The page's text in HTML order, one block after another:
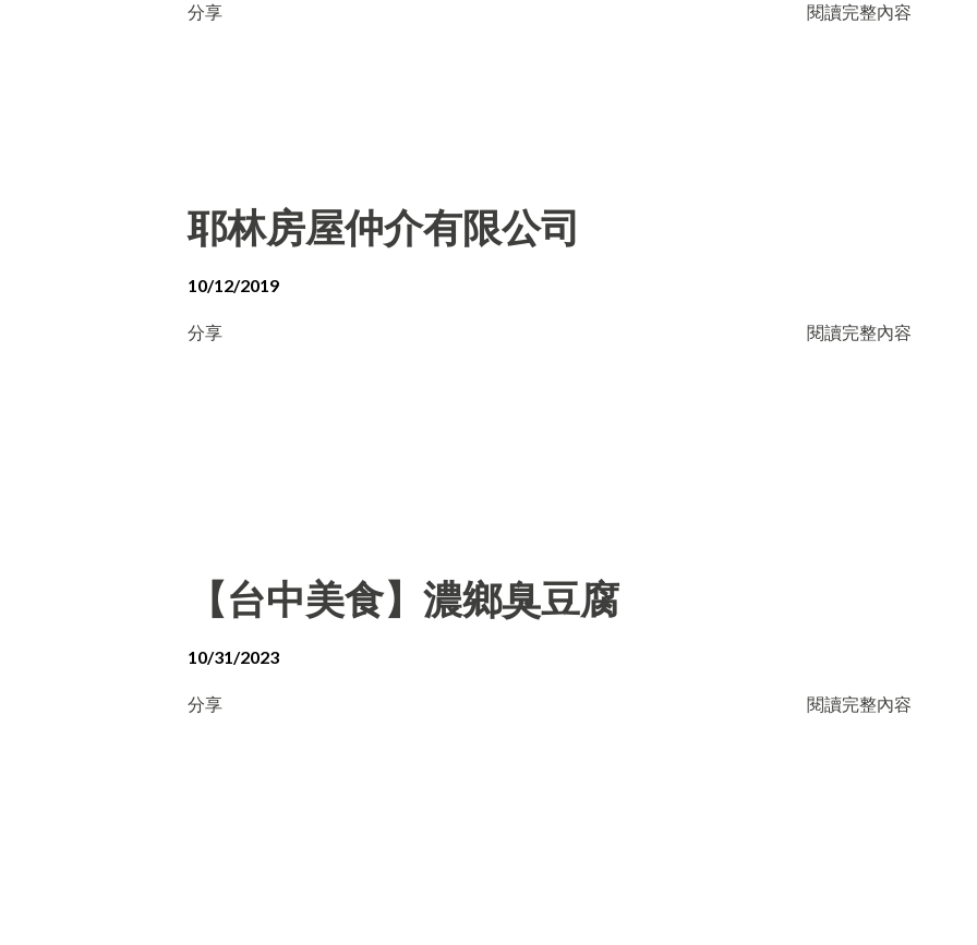
分享 閱讀完整內容
耶林房屋仲介有限公司
10/12/2019
分享 閱讀完整內容
【台中美食】濃鄉臭豆腐
10/31/2023
分享 閱讀完整內容